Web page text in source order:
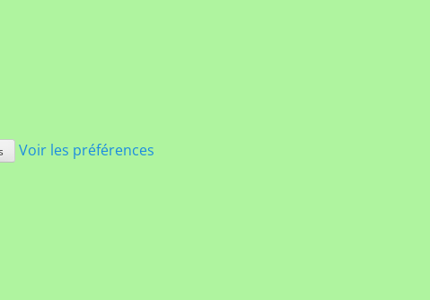
Voir les préférences